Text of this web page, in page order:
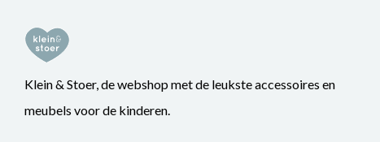
Klein & Stoer, de webshop met de leukste accessoires en
meubels voor de kinderen.